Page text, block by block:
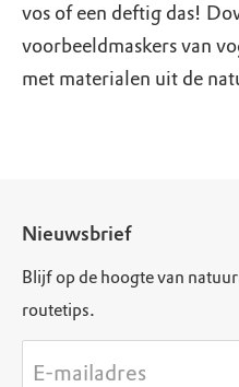
vos of een deftig das!
voorbeeldmaskers van
met materialen uit de
Nieuwsbrief
Blijf op de hoogte van
routetips.
E-mailadres